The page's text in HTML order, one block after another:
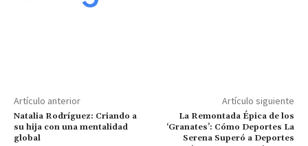
Artículo anterior
Natalia Rodríguez: Criando a
su hija con una mentalidad
global
Artículo siguiente
La Remontada Épica de los
‘Granates’: Cómo Deportes La
Serena Superó a Deportes